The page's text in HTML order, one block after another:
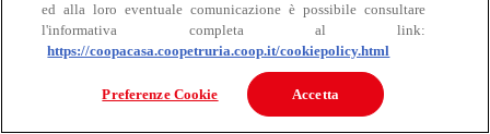
Bovino
ed alla loro eventuale comunicazione è possibile consultare
l'informativa completa al link:
https://coopacasa.coopetruria.coop.it/cookiepolicy.html
Preferenze Cookie Accetta